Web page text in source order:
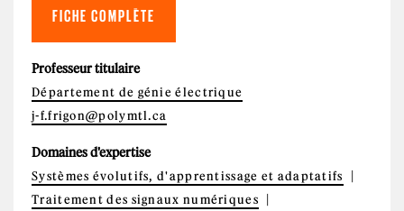
FICHE COMPLÈTE
Professeur titulaire
Département de génie électrique
j-f.frigon@polymtl.ca
Domaines d'expertise
Systèmes évolutifs, d'apprentissage et adaptatifs
Traitement des signaux numériques